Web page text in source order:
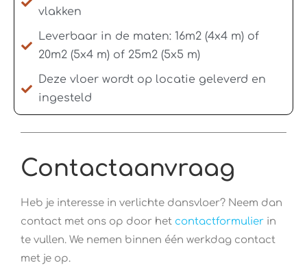
vlakken
Leverbaar in de maten: 16m2 (4x4 m) of
20m2 (5x4 m) of 25m2 (5x5 m)
Deze vloer wordt op locatie geleverd en
ingesteld
Contactaanvraag
Heb je interesse in verlichte dansvloer? Neem dan
contact met ons op door het contactformulier in
te vullen. We nemen binnen één werkdag contact
met je op.